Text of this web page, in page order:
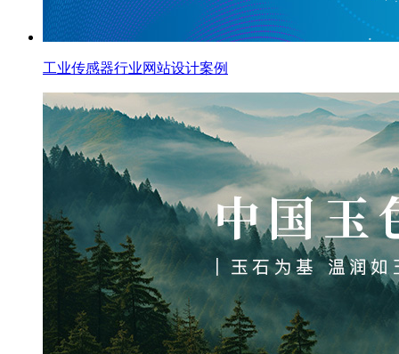
工业传感器行业网站设计案例